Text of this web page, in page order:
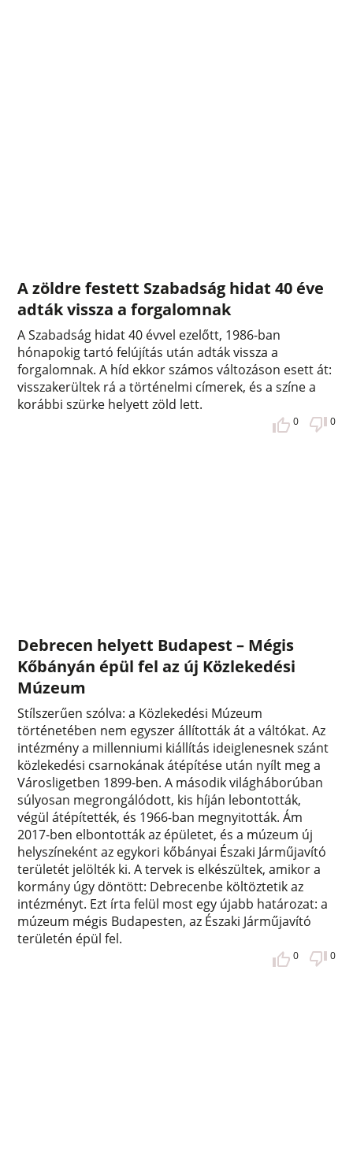
A zöldre festett Szabadság hidat 40 éve
adták vissza a forgalomnak
A Szabadság hidat 40 évvel ezelőtt, 1986-ban
hónapokig tartó felújítás után adták vissza a
forgalomnak. A híd ekkor számos változáson esett át:
visszakerültek rá a történelmi címerek, és a színe a
korábbi szürke helyett zöld lett.
0 0
Debrecen helyett Budapest – Mégis
Kőbányán épül fel az új Közlekedési
Múzeum
Stílszerűen szólva: a Közlekedési Múzeum
történetében nem egyszer állították át a váltókat. Az
intézmény a millenniumi kiállítás ideiglenesnek szánt
közlekedési csarnokának átépítése után nyílt meg a
Városligetben 1899-ben. A második világháborúban
súlyosan megrongálódott, kis híján lebontották,
végül átépítették, és 1966-ban megnyitották. Ám
2017-ben elbontották az épületet, és a múzeum új
helyszíneként az egykori kőbányai Északi Járműjavító
területét jelölték ki. A tervek is elkészültek, amikor a
kormány úgy döntött: Debrecenbe költöztetik az
intézményt. Ezt írta felül most egy újabb határozat: a
múzeum mégis Budapesten, az Északi Járműjavító
területén épül fel.
0 0